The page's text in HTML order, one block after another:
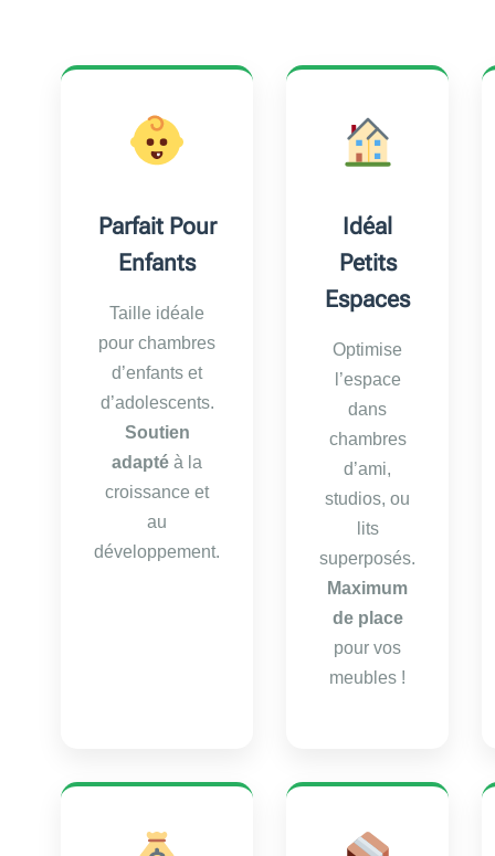
Parfait Pour
Enfants
Taille idéale
pour chambres
d’enfants et
d’adolescents.
Soutien
adapté à la
croissance et
au
développement.
Idéal
Petits
Espaces
Optimise
l’espace
dans
chambres
d’ami,
studios, ou
lits
superposés.
Maximum
de place
pour vos
meubles !